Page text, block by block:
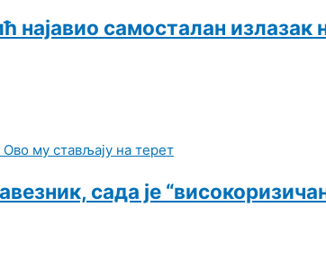
самосталан излазак
сада је